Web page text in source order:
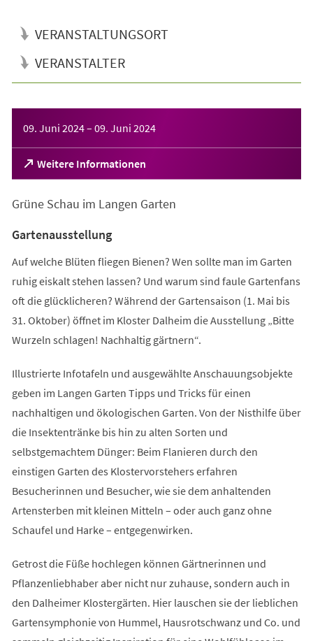
VERANSTALTUNGSORT
VERANSTALTER
09. Juni 2024– 09. Juni 2024
Weitere Informationen
(Öffnet
in
neuen
Grüne Schau im Langen Garten
Gartenausstellung
Auf welche Blüten fliegen Bienen? Wen sollte man im Garten
ruhig eiskalt stehen lassen? Und warum sind faule Gartenfans
oft die glücklicheren? Während der Gartensaison (1. Mai bis
31. Oktober) öffnet im Kloster Dalheim die Ausstellung „Bitte
Wurzeln schlagen! Nachhaltig gärtnern“.
Illustrierte Infotafeln und ausgewählte Anschauungsobjekte
geben im Langen Garten Tipps und Tricks für einen
nachhaltigen und ökologischen Garten. Von der Nisthilfe über
die Insektentränke bis hin zu alten Sorten und
selbstgemachtem Dünger: Beim Flanieren durch den
einstigen Garten des Klostervorstehers erfahren
Besucherinnen und Besucher, wie sie dem anhaltenden
Artensterben mit kleinen Mitteln – oder auch ganz ohne
Schaufel und Harke – entgegenwirken.
Getrost die Füße hochlegen können Gärtnerinnen und
Pflanzenliebhaber aber nicht nur zuhause, sondern auch in
den Dalheimer Klostergärten. Hier lauschen sie der lieblichen
Gartensymphonie von Hummel, Hausrotschwanz und Co. und